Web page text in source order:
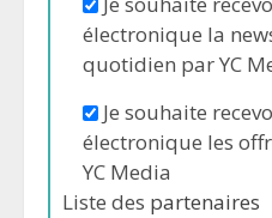
électronique la
quotidien par YC
Je souhaite
électronique les
YC Media
Liste des partenaires